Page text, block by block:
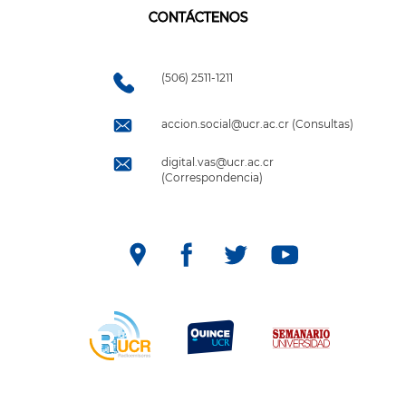
CONTÁCTENOS
(506) 2511-1211
accion.social@ucr.ac.cr (Consultas)
digital.vas@ucr.ac.cr
(Correspondencia)